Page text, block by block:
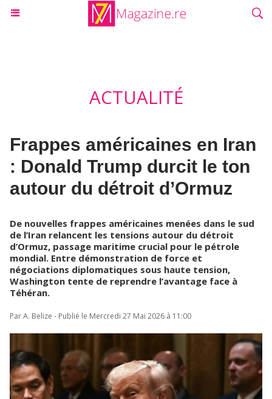
ACTUALITÉ
Frappes américaines en Iran
: Donald Trump durcit le ton
autour du détroit d’Ormuz
De nouvelles frappes américaines menées dans le sud
de l’Iran relancent les tensions autour du détroit
d’Ormuz, passage maritime crucial pour le pétrole
mondial. Entre démonstration de force et
négociations diplomatiques sous haute tension,
Washington tente de reprendre l’avantage face à
Téhéran.
Par A. Belize - Publié le Mercredi 27 Mai 2026 à 11:00